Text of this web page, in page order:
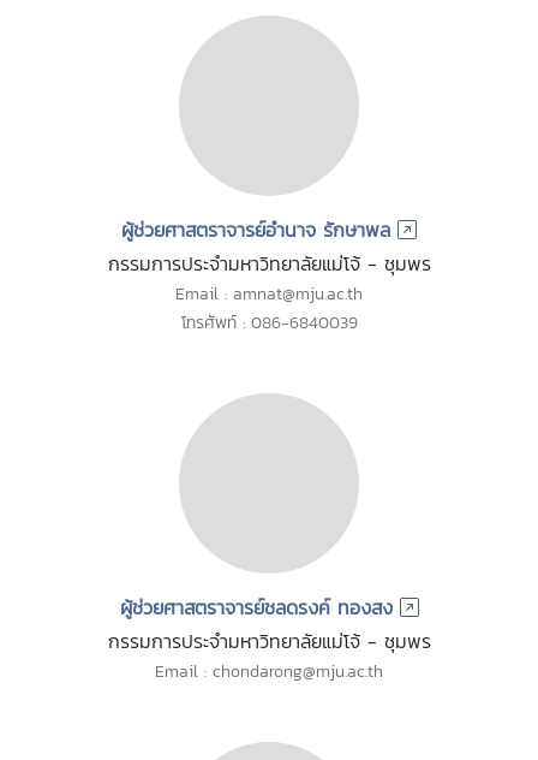
ผู้ช่วยศาสตราจารย์อำนาจ รักษาพล
กรรมการประจำมหาวิทยาลัยแม่โจ้ - ชุมพร
Email : amnat@mju.ac.th
โทรศัพท์ : 086-6840039
ผู้ช่วยศาสตราจารย์ชลดรงค์ ทองสง
กรรมการประจำมหาวิทยาลัยแม่โจ้ - ชุมพร
Email : chondarong@mju.ac.th